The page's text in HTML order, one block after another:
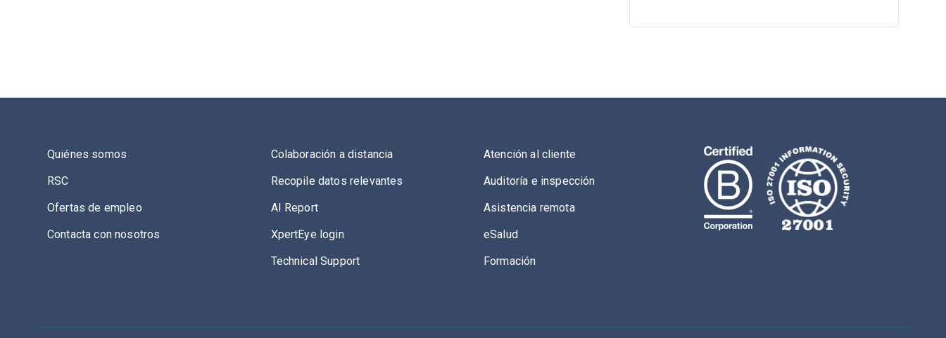
Quiénes somos
RSC
Ofertas de empleo
Contacta con nosotros
Colaboración a distancia
Recopile datos relevantes
AI Report
XpertEye login
Technical Support
Atención al cliente
Auditoría e inspección
Asistencia remota
eSalud
Formación